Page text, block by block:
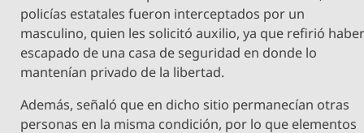
policías estatales fueron interceptados por un
masculino, quien les solicitó auxilio, ya que refirió
escapado de una casa de seguridad en donde lo
mantenían privado de la libertad.
Además, señaló que en dicho sitio permanecían otras
personas en la misma condición, por lo que elementos